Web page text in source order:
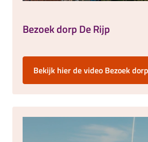
Bezoek dorp De Rijp
Bekijk hier de video Bezoek